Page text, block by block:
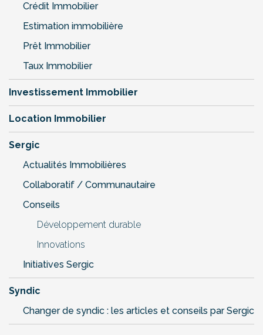
Crédit Immobilier
Estimation immobilière
Prêt Immobilier
Taux Immobilier
Investissement Immobilier
Location Immobilier
Sergic
Actualités Immobilières
Collaboratif / Communautaire
Conseils
Développement durable
Innovations
Initiatives Sergic
Syndic
Changer de syndic : les articles et conseils par Sergic